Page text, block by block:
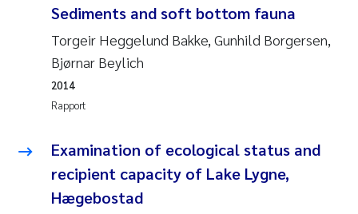
Knut Erik Tollefsen
Sigrid Haande
Johnny Håll
Susanne Claudia Schneider
Sabine Marty
Sediments and soft bottom fauna
Torgeir Heggelund Bakke, Gunhild Borgersen,
Bjørnar Beylich
Rapport
2014
Examination of ecological status and
recipient capacity of Lake Lygne,
Hægebostad